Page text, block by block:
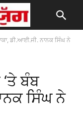
ਡੀ.ਆਈ.ਜੀ. ਨਾਨਕ ਸਿੰਘ ਨੇ
ਬੰਬ
ਸਿੰਘ ਨੇ